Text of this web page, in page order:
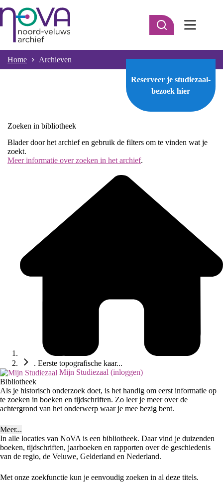
naar
inhoud
Home Archieven
Reserveer je studiezaal-
bezoek hier
Zoeken in bibliotheek
Blader door het archief en gebruik de filters om te vinden wat je
zoekt.
Meer informatie over zoeken in het archief.
. Eerste topografische kaar...
Mijn Studiezaal (inloggen)
Bibliotheek
Als je historisch onderzoek doet, is het handig om eerst informatie op
te zoeken in boeken en tijdschriften. Zo leer je meer over de
achtergrond van het onderwerp waar je mee bezig bent.
Meer...
In alle locaties van NoVA is een bibliotheek. Daar vind je duizenden
boeken, tijdschriften, jaarboeken en rapporten over de geschiedenis
van de regio, de Veluwe, Gelderland en Nederland.
Met onze zoekfunctie kun je eenvoudig zoeken in al deze titels.